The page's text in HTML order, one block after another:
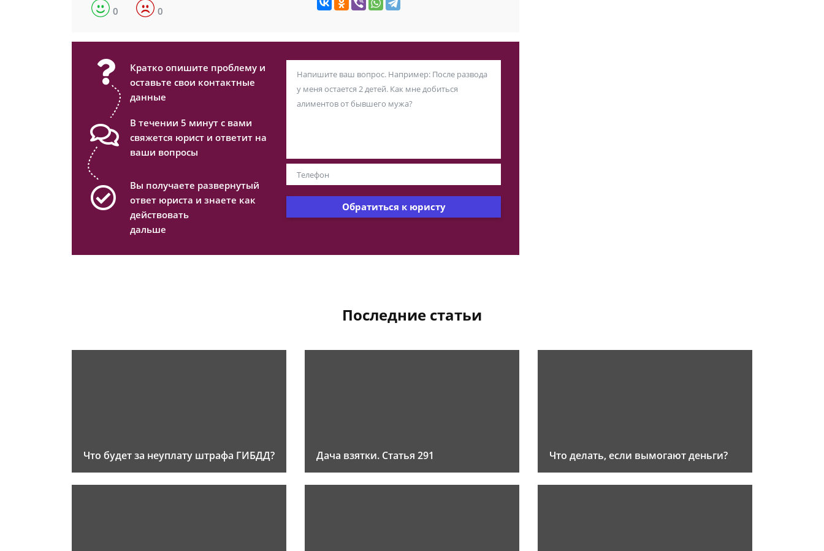
0 0
Кратко опишите проблему и
оставьте свои контактные
данные
В течении 5 минут с вами
свяжется юрист и ответит на
ваши вопросы
Вы получаете развернутый
ответ юриста и знаете как
действовать
дальше
Обратиться к юристу
Последние статьи
Что будет за неуплату штрафа ГИБДД? Дача взятки. Статья 291 Что делать, если вымогают деньги?